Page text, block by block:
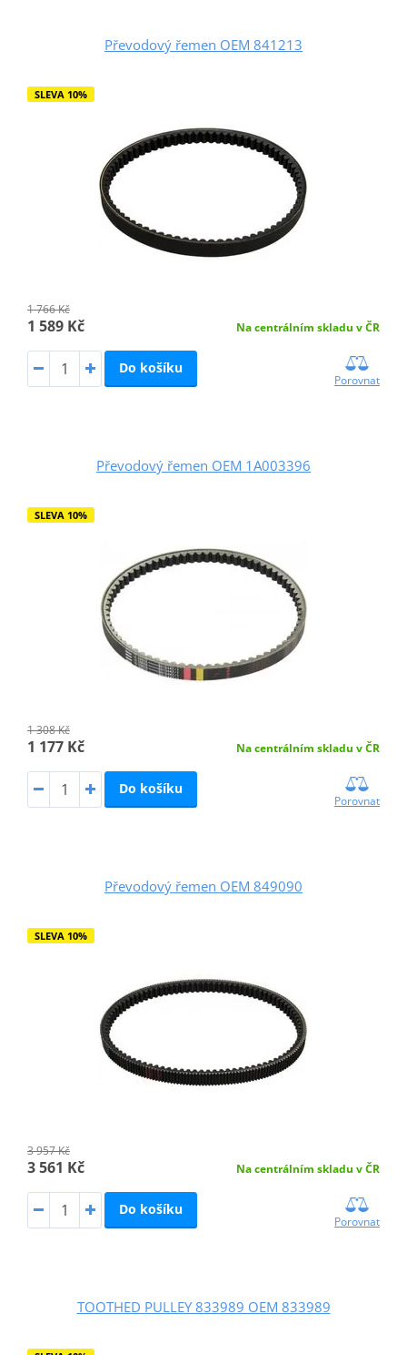
Převodový řemen OEM 841213
SLEVA 10%
1 766 Kč
1 589 Kč Na centrálním skladu v ČR
Do košíku
Porovnat
Převodový řemen OEM 1A003396
SLEVA 10%
1 308 Kč
1 177 Kč Na centrálním skladu v ČR
Do košíku
Porovnat
Převodový řemen OEM 849090
SLEVA 10%
3 957 Kč
3 561 Kč Na centrálním skladu v ČR
Do košíku
Porovnat
TOOTHED PULLEY 833989 OEM 833989